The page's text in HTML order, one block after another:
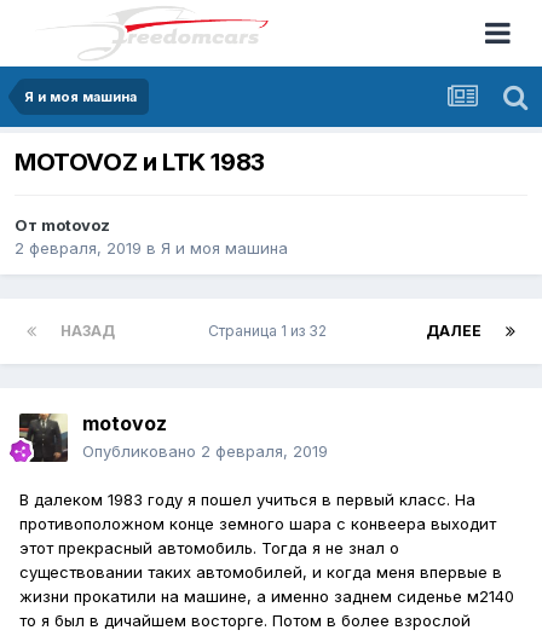
Я и моя машина
MOTOVOZ и LTK 1983
От motovoz
2 февраля, 2019 в Я и моя машина
НАЗАД ДАЛЕЕ
Страница 1 из 32
motovoz
Опубликовано 2 февраля, 2019
В далеком 1983 году я пошел учиться в первый класс. На
противоположном конце земного шара с конвеера выходит
этот прекрасный автомобиль. Тогда я не знал о
существовании таких автомобилей, и когда меня впервые в
жизни прокатили на машине, а именно заднем сиденье м2140
то я был в дичайшем восторге. Потом в более взрослой